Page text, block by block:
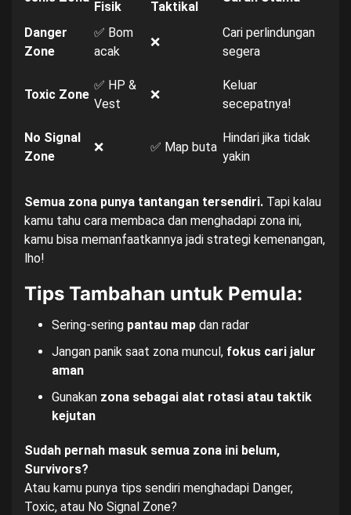
Fisik
Taktikal
Danger
Zone
✅ Bom
acak
❌
Cari perlindungan
segera
Toxic Zone
✅ HP &
Vest
❌
Keluar
secepatnya!
No Signal
Zone
❌ ✅ Map buta
Hindari jika tidak
yakin
Semua zona punya tantangan tersendiri. Tapi kalau
kamu tahu cara membaca dan menghadapi zona ini,
kamu bisa memanfaatkannya jadi strategi kemenangan,
lho!
Tips Tambahan untuk Pemula:
Sering-sering pantau map dan radar
Jangan panik saat zona muncul, fokus cari jalur
aman
Gunakan zona sebagai alat rotasi atau taktik
kejutan
Sudah pernah masuk semua zona ini belum,
Survivors?
Atau kamu punya tips sendiri menghadapi Danger,
Toxic, atau No Signal Zone?